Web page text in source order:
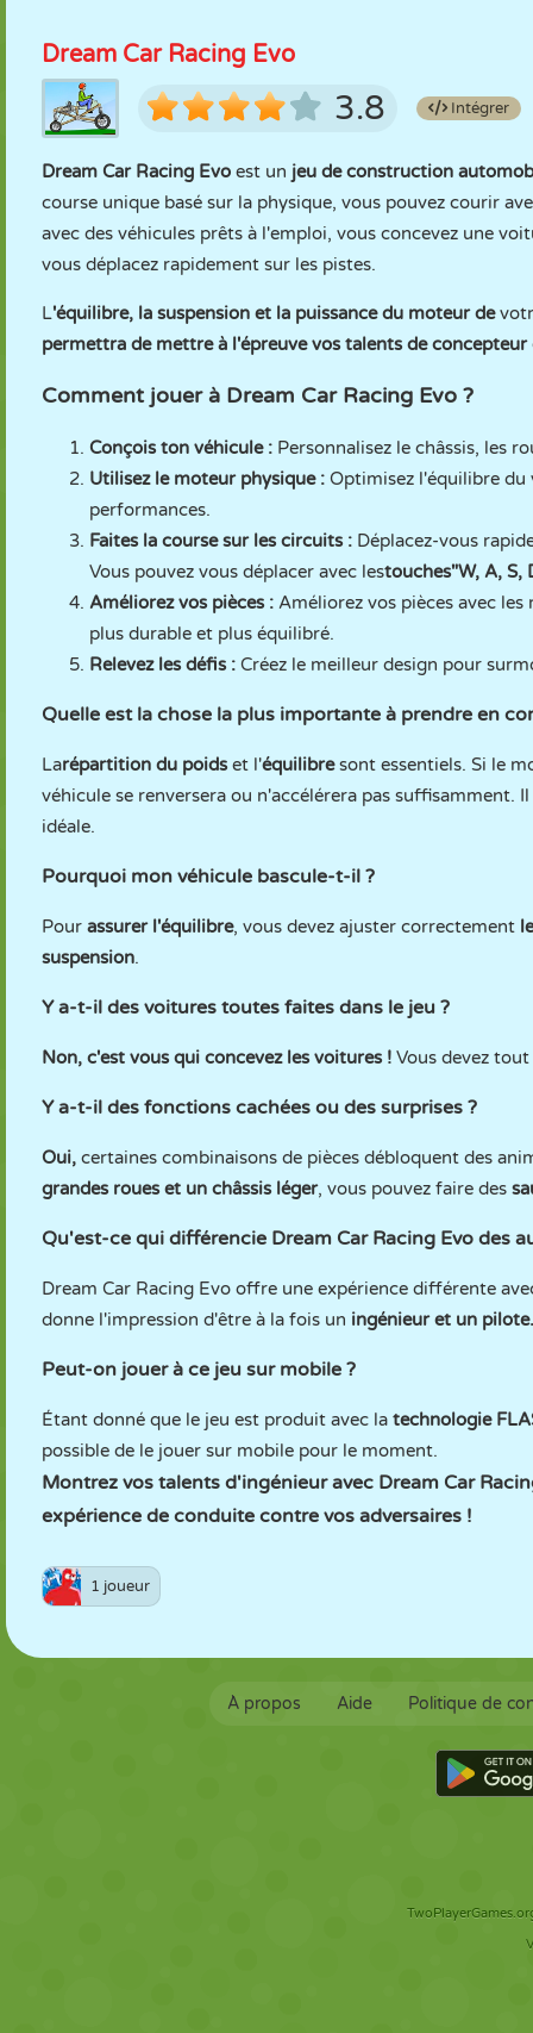
Dream Car Racing Evo
3.8 Intégrer
Dream Car Racing Evo est un jeu de construction
course unique basé sur la physique, vous pouvez courir
avec des véhicules prêts à l'emploi, vous concevez une
vous déplacez rapidement sur les pistes.
L'équilibre, la suspension et la puissance du moteur de
permettra de mettre à l'épreuve vos talents de concepteur
Comment jouer à Dream Car Racing Evo ?
Conçois ton véhicule : Personnalisez le châssis, les
Utilisez le moteur physique : Optimisez l'équilibre du
performances.
Faites la course sur les circuits : Déplacez-vous
Vous pouvez vous déplacer avec lestouches"W, A, S,
Améliorez vos pièces : Améliorez vos pièces avec
plus durable et plus équilibré.
Relevez les défis : Créez le meilleur design pour
Quelle est la chose la plus importante à prendre en
Larépartition du poidset l'équilibresont essentiels. Si le
véhicule se renversera ou n'accélérera pas
idéale.
Pourquoi mon véhicule bascule-t-il ?
Pour assurer l'équilibre, vous devez ajuster correctement
suspension.
Y a-t-il des voitures toutes faites dans le jeu ?
Non, c'est vous qui concevez les voitures ! Vous devez
Y a-t-il des fonctions cachées ou des surprises ?
Oui, certaines combinaisons de pièces débloquent des
grandes roues et un châssis léger, vous pouvez faire des
Qu'est-ce qui différencie Dream Car Racing Evo des
Dream Car Racing Evo offre une expérience différente
donne l'impression d'être à la fois un ingénieur et un pilote.
Peut-on jouer à ce jeu sur mobile ?
Étant donné que le jeu est produit avec la technologie
possible de le jouer sur mobile pour le moment.
Montrez vos talents d'ingénieur avec Dream Car
expérience de conduite contre vos adversaires !
1 joueur
À propos Aide Politique de